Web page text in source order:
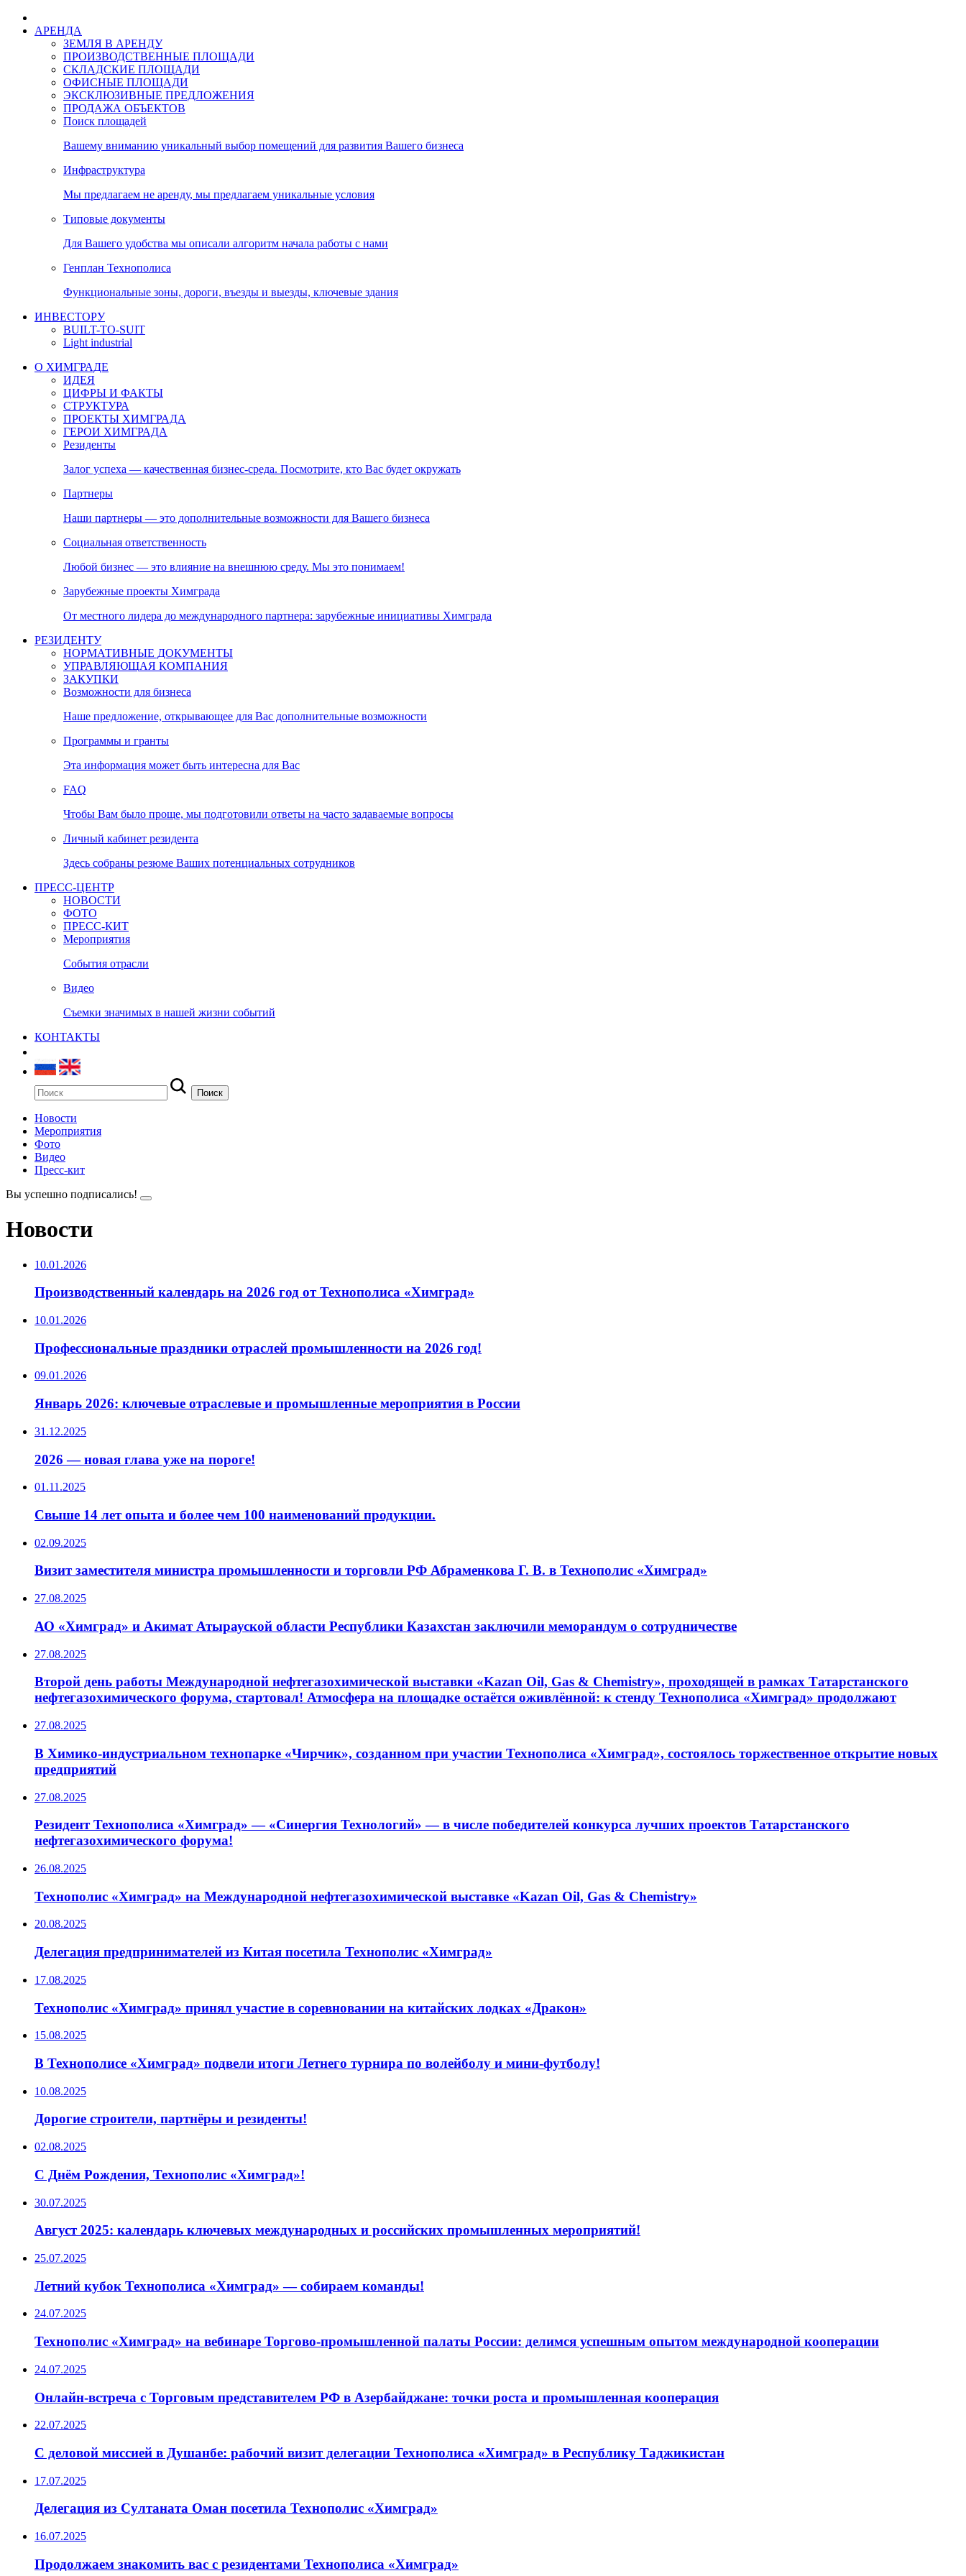
АРЕНДА
ЗЕМЛЯ В АРЕНДУ
ПРОИЗВОДСТВЕННЫЕ ПЛОЩАДИ
СКЛАДСКИЕ ПЛОЩАДИ
ОФИСНЫЕ ПЛОЩАДИ
ЭКСКЛЮЗИВНЫЕ ПРЕДЛОЖЕНИЯ
ПРОДАЖА ОБЪЕКТОВ
Поиск площадей
Вашему вниманию уникальный выбор помещений для развития Вашего бизнеса
Инфраструктура
Мы предлагаем не аренду, мы предлагаем уникальные условия
Типовые документы
Для Вашего удобства мы описали алгоритм начала работы с нами
Генплан Технополиса
Функциональные зоны, дороги, въезды и выезды, ключевые здания
ИНВЕСТОРУ
BUILT-TO-SUIT
Light industrial
О ХИМГРАДЕ
ИДЕЯ
ЦИФРЫ И ФАКТЫ
СТРУКТУРА
ПРОЕКТЫ ХИМГРАДА
ГЕРОИ ХИМГРАДА
Резиденты
Залог успеха — качественная бизнес-среда. Посмотрите, кто Вас будет окружать
Партнеры
Наши партнеры — это дополнительные возможности для Вашего бизнеса
Социальная ответственность
Любой бизнес — это влияние на внешнюю среду. Мы это понимаем!
Зарубежные проекты Химграда
От местного лидера до международного партнера: зарубежные инициативы Химграда
РЕЗИДЕНТУ
НОРМАТИВНЫЕ ДОКУМЕНТЫ
УПРАВЛЯЮЩАЯ КОМПАНИЯ
ЗАКУПКИ
Возможности для бизнеса
Наше предложение, открывающее для Вас дополнительные возможности
Программы и гранты
Эта информация может быть интересна для Вас
FAQ
Чтобы Вам было проще, мы подготовили ответы на часто задаваемые вопросы
Личный кабинет резидента
Здесь собраны резюме Ваших потенциальных сотрудников
ПРЕСС-ЦЕНТР
НОВОСТИ
ФОТО
ПРЕСС-КИТ
Мероприятия
События отрасли
Видео
Съемки значимых в нашей жизни событий
КОНТАКТЫ
Новости
Мероприятия
Фото
Видео
Пресс-кит
Вы успешно подписались!
Новости
10.01.2026
Производственный календарь на 2026 год от Технополиса «Химград»
10.01.2026
Профессиональные праздники отраслей промышленности на 2026 год!
09.01.2026
Январь 2026: ключевые отраслевые и промышленные мероприятия в России
31.12.2025
2026 — новая глава уже на пороге!
01.11.2025
Свыше 14 лет опыта и более чем 100 наименований продукции.
02.09.2025
Визит заместителя министра промышленности и торговли РФ Абраменкова Г. В. в Технополис «Химград»
27.08.2025
АО «Химград» и Акимат Атырауской области Республики Казахстан заключили меморандум о сотрудничестве
27.08.2025
Второй день работы Международной нефтегазохимической выставки «Kazan Oil, Gas & Chemistry», проходящей в рамках Татарстанского
нефтегазохимического форума, стартовал! Атмосфера на площадке остаётся оживлённой: к стенду Технополиса «Химград» продолжают
27.08.2025
В Химико-индустриальном технопарке «Чирчик», созданном при участии Технополиса «Химград», состоялось торжественное открытие новых
предприятий
27.08.2025
Резидент Технополиса «Химград» — «Синергия Технологий» — в числе победителей конкурса лучших проектов Татарстанского
нефтегазохимического форума!
26.08.2025
Технополис «Химград» на Международной нефтегазохимической выставке «Kazan Oil, Gas & Chemistry»
20.08.2025
Делегация предпринимателей из Китая посетила Технополис «Химград»
17.08.2025
Технополис «Химград» принял участие в соревновании на китайских лодках «Дракон»
15.08.2025
В Технополисе «Химград» подвели итоги Летнего турнира по волейболу и мини-футболу!
10.08.2025
Дорогие строители, партнёры и резиденты!
02.08.2025
С Днём Рождения, Технополис «Химград»!
30.07.2025
Август 2025: календарь ключевых международных и российских промышленных мероприятий!
25.07.2025
Летний кубок Технополиса «Химград» — собираем команды!
24.07.2025
Технополис «Химград» на вебинаре Торгово-промышленной палаты России: делимся успешным опытом международной кооперации
24.07.2025
Онлайн-встреча с Торговым представителем РФ в Азербайджане: точки роста и промышленная кооперация
22.07.2025
С деловой миссией в Душанбе: рабочий визит делегации Технополиса «Химград» в Республику Таджикистан
17.07.2025
Делегация из Султаната Оман посетила Технополис «Химград»
16.07.2025
Продолжаем знакомить вас с резидентами Технополиса «Химград»